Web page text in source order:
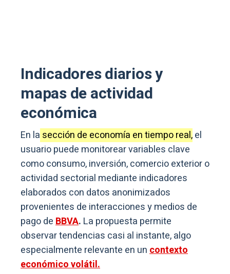
Indicadores diarios y
mapas de actividad
económica
En la sección de economía en tiempo real,el
usuario puede monitorear variables clave
como consumo, inversión, comercio exterior o
actividad sectorial mediante indicadores
elaborados con datos anonimizados
provenientes de interacciones y medios de
pago deBBVA. La propuesta permite
observar tendencias casi al instante, algo
especialmente relevante en uncontexto
económico volátil.